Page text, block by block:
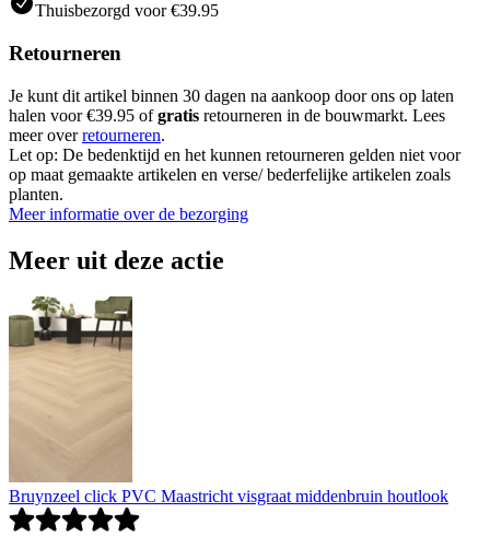
Thuisbezorgd voor €39.95
Retourneren
Je kunt dit artikel binnen 30 dagen na aankoop door ons op laten
halen voor €39.95 ofgratis retourneren in de bouwmarkt. Lees
meer overretourneren.
Let op: De bedenktijd en het kunnen retourneren gelden niet voor
op maat gemaakte artikelen en verse/ bederfelijke artikelen zoals
planten.
Meer informatie over de bezorging
Meer uit deze actie
Bruynzeel click PVC Maastricht visgraat middenbruin houtlook